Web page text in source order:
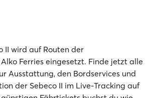
II wird auf Routen der
Ferries eingesetzt. Finde jetzt alle
Ausstattung, den Bordservices und
der Sebeco II im Live-Tracking auf